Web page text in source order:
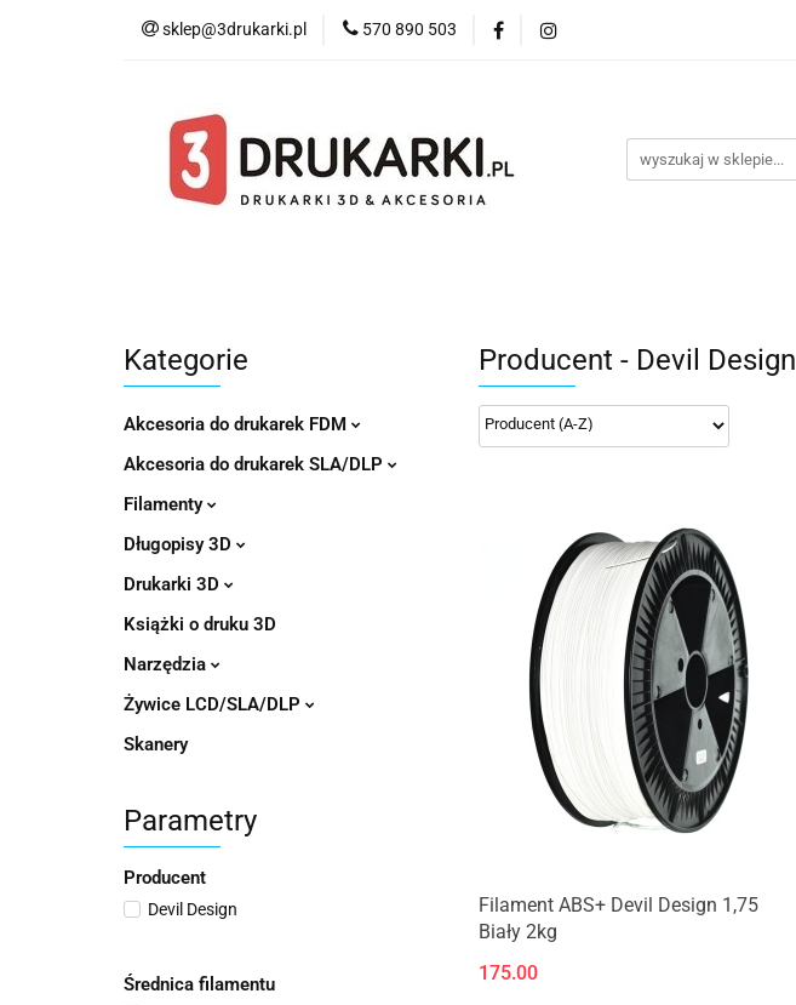
sklep@3drukarki.pl 570 890 503
Blog Bestsellery
Kategorie
Akcesoria do drukarek FDM
Akcesoria do drukarek SLA/DLP
Filamenty
Długopisy 3D
Drukarki 3D
Książki o druku 3D
Narzędzia
Żywice LCD/SLA/DLP
Skanery
Parametry
Producent
Devil Design
Średnica filamentu
Producent - Devil Design
Produkt niedostępny
Filament ABS+ Devil Design 1,75
Biały 2kg
175.00